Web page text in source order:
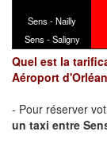
Sens - Nailly
Sens - Saligny
Quel est la
Aéroport
- Pour réserver
un taxi entre